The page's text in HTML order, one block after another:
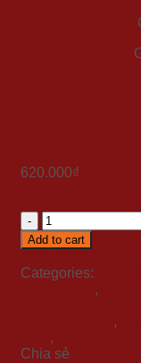
620.000₫
Set
quà
Tết
"
Bạch
Add to cart
Categories:
,
,
,
Chia sẻ